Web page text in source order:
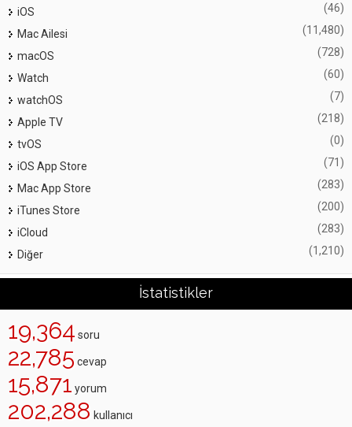
iOS (46)
Mac Ailesi (11,480)
macOS (728)
Watch (60)
watchOS (7)
Apple TV (218)
tvOS (0)
iOS App Store (71)
Mac App Store (283)
iTunes Store (200)
iCloud (283)
Diğer (1,210)
İstatistikler
19,364 soru
22,785 cevap
15,871 yorum
202,288 kullanıcı